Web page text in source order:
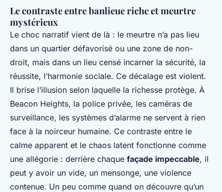
Le contraste entre banlieue riche et meurtre
mystérieux
Le choc narratif vient de là : le meurtre n’a pas lieu
dans un quartier défavorisé ou une zone de non-
droit, mais dans un lieu censé incarner la sécurité, la
réussite, l’harmonie sociale. Ce décalage est violent.
Il brise l’illusion selon laquelle la richesse protège. À
Beacon Heights, la police privée, les caméras de
surveillance, les systèmes d’alarme ne servent à rien
face à la noirceur humaine. Ce contraste entre le
calme apparent et le chaos latent fonctionne comme
une allégorie : derrière chaque façade impeccable, il
peut y avoir un vide, un mensonge, une violence
contenue. Un peu comme quand on découvre qu’un